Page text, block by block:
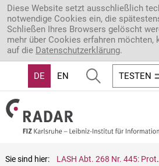
Direkt zum Inhalt
Diese Website setzt ausschließlich
notwendige Cookies ein, die
Schließen Ihres Browsers gelöscht
mehr über Cookies erfahren möchten,
auf die Datenschutzerklärung.
DE EN TESTEN
Sie sind hier: LASH Abt. 268 Nr.